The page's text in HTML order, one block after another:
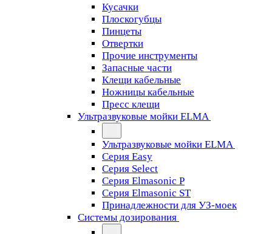
Кусачки
Плоскогубцы
Пинцеты
Отвертки
Прочие инструменты
Запасные части
Клещи кабельные
Ножницы кабельные
Пресс клещи
Ультразвуковые мойки ELMA
Ультразвуковые мойки ELMA
Серия Easy
Серия Select
Серия Elmasonic P
Серия Elmasonic ST
Принадлежности для УЗ-моек
Системы дозирования